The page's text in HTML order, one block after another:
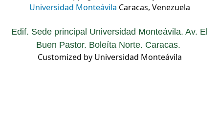
Universidad Monteávila Caracas, Venezuela
Edif. Sede principal Universidad Monteávila. Av. El
Buen Pastor. Boleíta Norte. Caracas.
Customized by Universidad Monteávila